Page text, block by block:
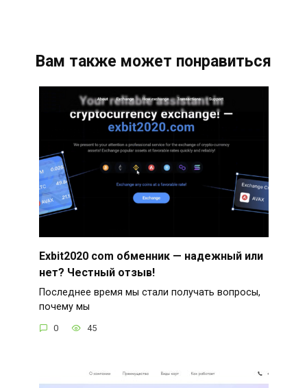
Вам также может понравиться
Exbit2020 com обменник — надежный или
нет? Честный отзыв!
Последнее время мы стали получать вопросы,
почему мы
0 45